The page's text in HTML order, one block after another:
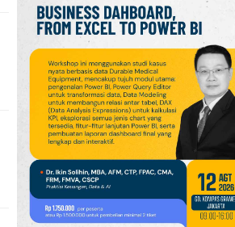
8
Oppo A7 Pro Max Rilis
dengan Baterai 10.000
mAh, Terbesar
Sepanjang Sejarah Oppo
Promo Superindo 6–12
Agustus 2026
Jabodetabek &
Palembang, Diskon
Melon Fujisawa 45%